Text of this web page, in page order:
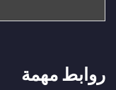
روابط مهمة